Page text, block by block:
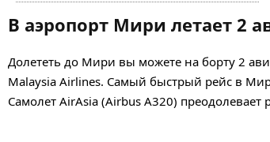
В аэропорт Мири летает 2
Долететь до Мири вы можете на борту 2
Malaysia Airlines. Самый быстрый рейс в
Самолет AirAsia (Airbus A320)